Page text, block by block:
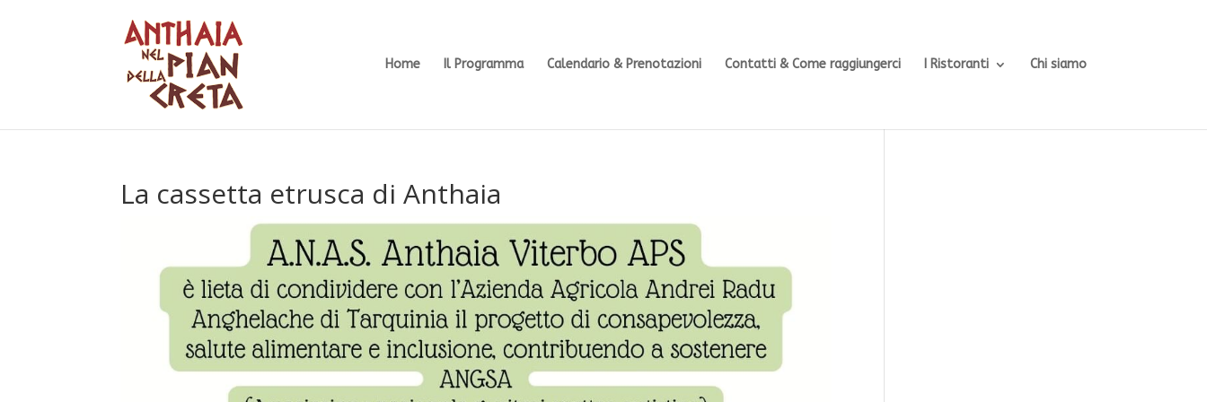
Home Il Programma Calendario & Prenotazioni Contatti & Come raggiungerci I Ristoranti Chi siamo
La cassetta etrusca di Anthaia